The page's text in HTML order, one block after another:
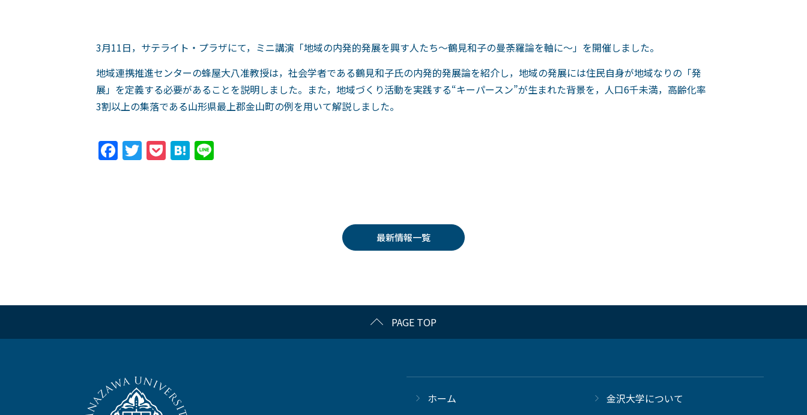
3月11日，サテライト・プラザにて，ミニ講演「地域の内発的発展を興す人たち～鶴見和子の曼荼羅論を軸に～」を開催しました。
地域連携推進センターの蜂屋大八准教授は，社会学者である鶴見和子氏の内発的発展論を紹介し，地域の発展には住民自身が地域なりの「発
展」を定義する必要があることを説明しました。また，地域づくり活動を実践する“キーパースン”が生まれた背景を，人口6千未満，高齢化率
3割以上の集落である山形県最上郡金山町の例を用いて解説しました。
Facebook
Twitter
PocketHatena
最新情報一覧
PAGE TOP
ホーム 金沢大学について